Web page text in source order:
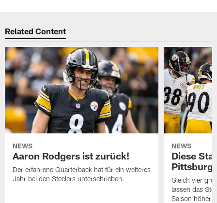
Related Content
NEWS
Aaron Rodgers ist zurück!
Der erfahrene Quarterback hat für ein weiteres
Jahr bei den Steelers unterschrieben.
NEWS
Diese
Gleich vier
lassen das
Saison höher